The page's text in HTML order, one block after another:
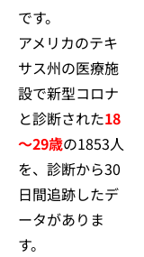
です。
アメリカのテキ
サス州の医療施
設で新型コロナ
と診断された18
～29歳の1853人
を、診断から30
日間追跡したデ
ータがありま
す。